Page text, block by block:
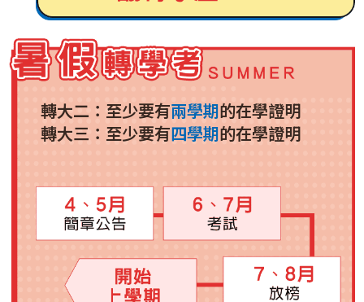
轉大二：至少要有兩學期 的在學證明
轉大三：至少要有 四學期 的在學證明